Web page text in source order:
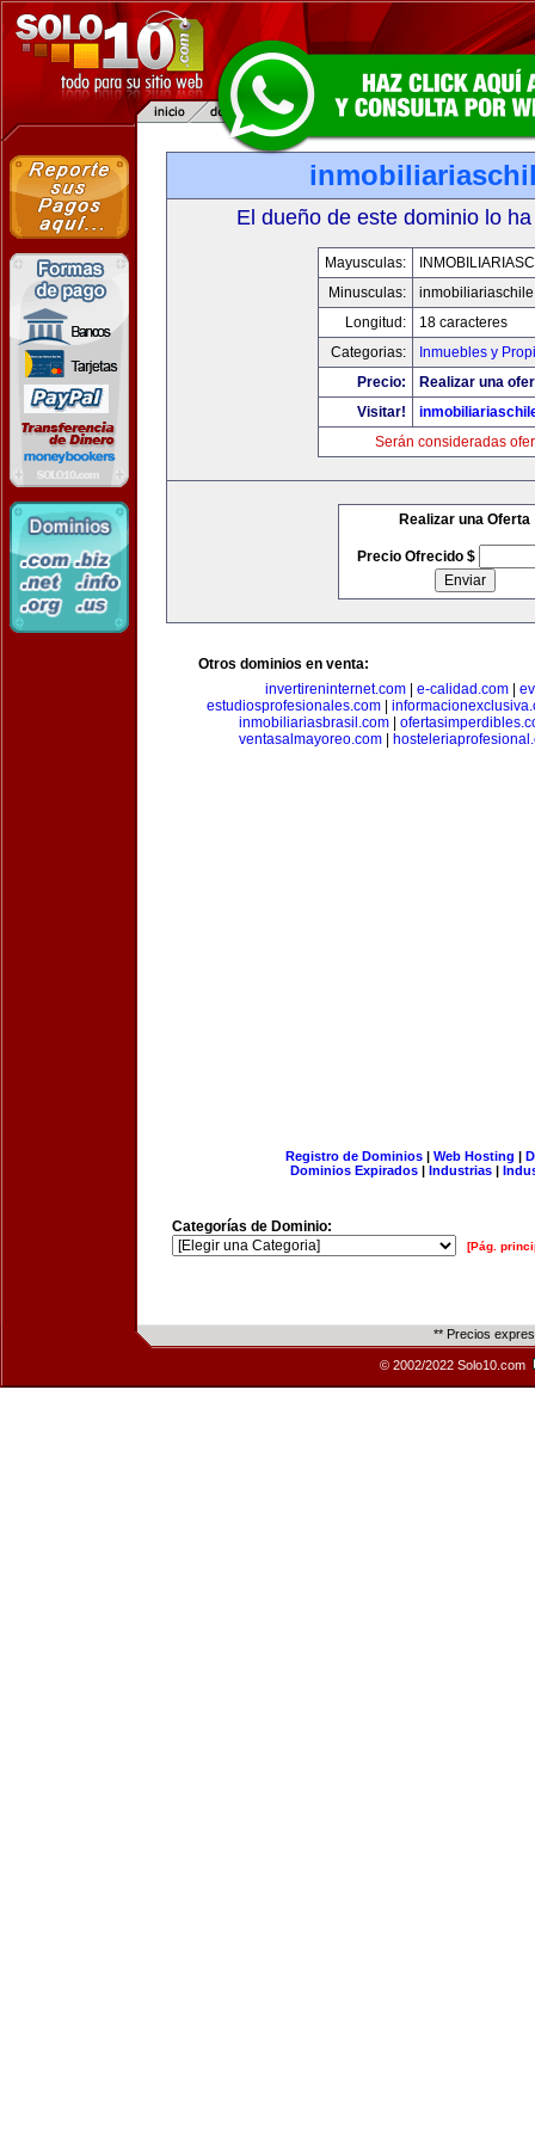
El dueño de este dominio lo
Mayusculas:
Minusculas:
Longitud:
18 caracteres
Categorias:
Inmuebles y
Precio:
Realizar una
Visitar!
Serán consideradas
Realizar una Oferta
Precio Ofrecido $
Otros dominios en venta:
invertireninternet.com| e-calidad.com|
estudiosprofesionales.com|
inmobiliariasbrasil.com
ventasalmayoreo.com
Registro de Dominios| Web Hosting |
Dominios Expirados | Industrias |
Categorías de Dominio:
[Pág.
** Precios
© 2002/2022 Solo10.com